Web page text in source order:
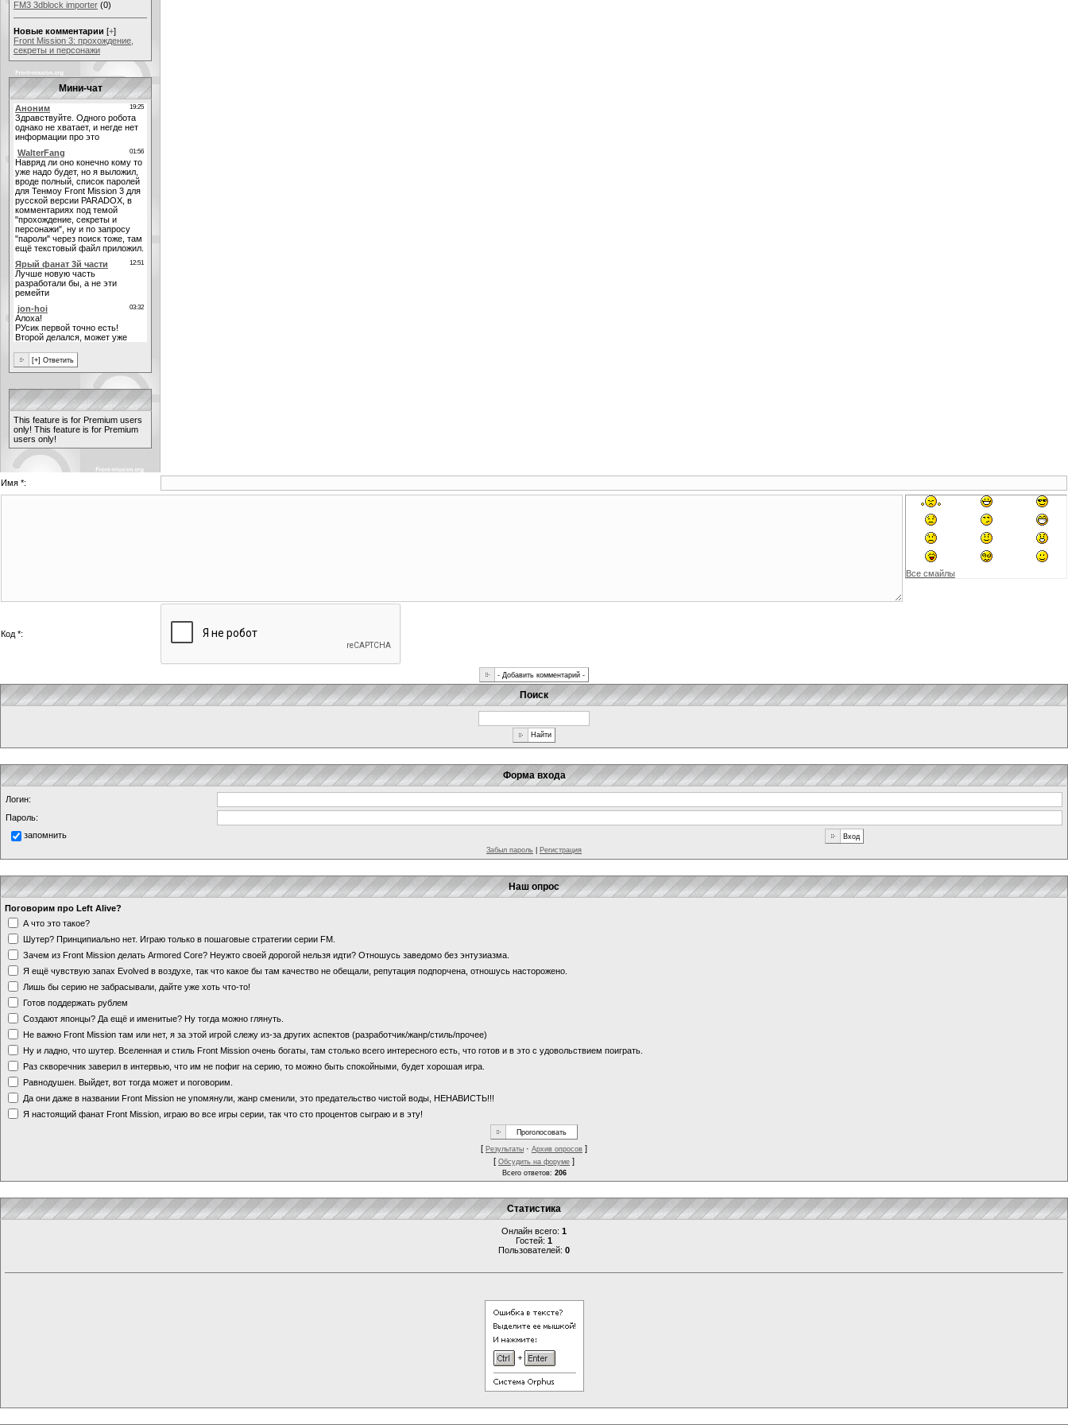
FM3 3dblock importer (0)
Новые комментарии [+]
Front Mission 3: прохождение,
секреты и персонажи
Мини-чат
This feature is for Premium users
only! This feature is for Premium
users only!
Имя *:
Все смайлы
Код *:
Поиск
Форма входа
Логин:
Пароль:
запомнить
Забыл пароль Регистрация
Наш опрос
Поговорим про Left Alive?
А что это такое?
Шутер? Принципиально нет. Играю только в пошаговые стратегии серии FM.
Зачем из Front Mission делать Armored Core? Неужто своей дорогой нельзя идти? Отношусь заведомо без энтузиазма.
Я ещё чувствую запах Evolved в воздухе, так что какое бы там качество не обещали, репутация подпорчена, отношусь насторожено.
Лишь бы серию не забрасывали, дайте уже хоть что-то!
Готов поддержать рублем
Создают японцы? Да ещё и именитые? Ну тогда можно глянуть.
Не важно Front Mission там или нет, я за этой игрой слежу из-за других аспектов (разработчик/жанр/стиль/прочее)
Ну и ладно, что шутер. Вселенная и стиль Front Mission очень богаты, там столько всего интересного есть, что готов и в это с удовольствием поиграть.
Раз скворечник заверил в интервью, что им не пофиг на серию, то можно быть спокойными, будет хорошая игра.
Равнодушен. Выйдет, вот тогда может и поговорим.
Да они даже в названии Front Mission не упомянули, жанр сменили, это предательство чистой воды, НЕНАВИСТЬ!!!
Я настоящий фанат Front Mission, играю во все игры серии, так что сто процентов сыграю и в эту!
[ Результаты · Архив опросов ]
[ Обсудить на форуме ]
Всего ответов: 206
Статистика
Онлайн всего: 1
Гостей: 1
Пользователей: 0